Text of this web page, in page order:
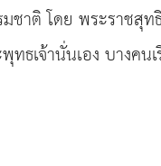
มชาติ โดย พระราช
ธเจ้านั่นเอง บางค